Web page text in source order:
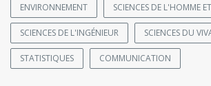
ENVIRONNEMENT SCIENCES DE L'HOMME
SCIENCES DE L'INGÉNIEUR SCIENCES DU
STATISTIQUES COMMUNICATION